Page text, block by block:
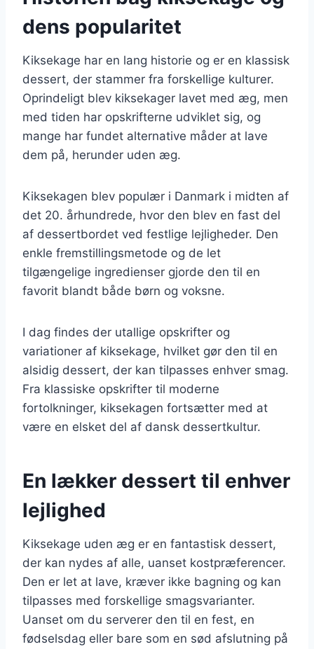
dens popularitet
Kiksekage har en lang historie og er en klassisk
dessert, der stammer fra forskellige kulturer.
Oprindeligt blev kiksekager lavet med æg, men
med tiden har opskrifterne udviklet sig, og
mange har fundet alternative måder at lave
dem på, herunder uden æg.
Kiksekagen blev populær i Danmark i midten af
det 20. århundrede, hvor den blev en fast del
af dessertbordet ved festlige lejligheder. Den
enkle fremstillingsmetode og de let
tilgængelige ingredienser gjorde den til en
favorit blandt både børn og voksne.
I dag findes der utallige opskrifter og
variationer af kiksekage, hvilket gør den til en
alsidig dessert, der kan tilpasses enhver smag.
Fra klassiske opskrifter til moderne
fortolkninger, kiksekagen fortsætter med at
være en elsket del af dansk dessertkultur.
En lækker dessert til enhver
lejlighed
Kiksekage uden æg er en fantastisk dessert,
der kan nydes af alle, uanset kostpræferencer.
Den er let at lave, kræver ikke bagning og kan
tilpasses med forskellige smagsvarianter.
Uanset om du serverer den til en fest, en
fødselsdag eller bare som en sød afslutning på